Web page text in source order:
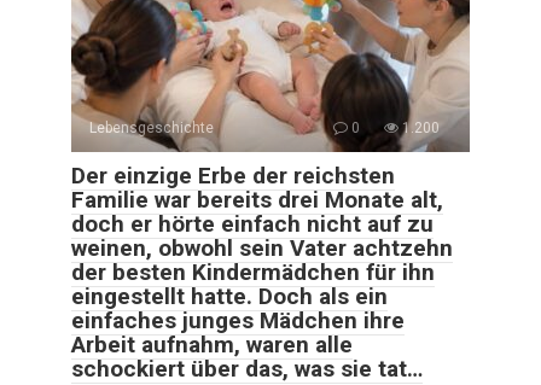
Lebensgeschichte 0 1.200
Der einzige Erbe der reichsten
Familie war bereits drei Monate alt,
doch er hörte einfach nicht auf zu
weinen, obwohl sein Vater achtzehn
der besten Kindermädchen für ihn
eingestellt hatte. Doch als ein
einfaches junges Mädchen ihre
Arbeit aufnahm, waren alle
schockiert über das, was sie tat…